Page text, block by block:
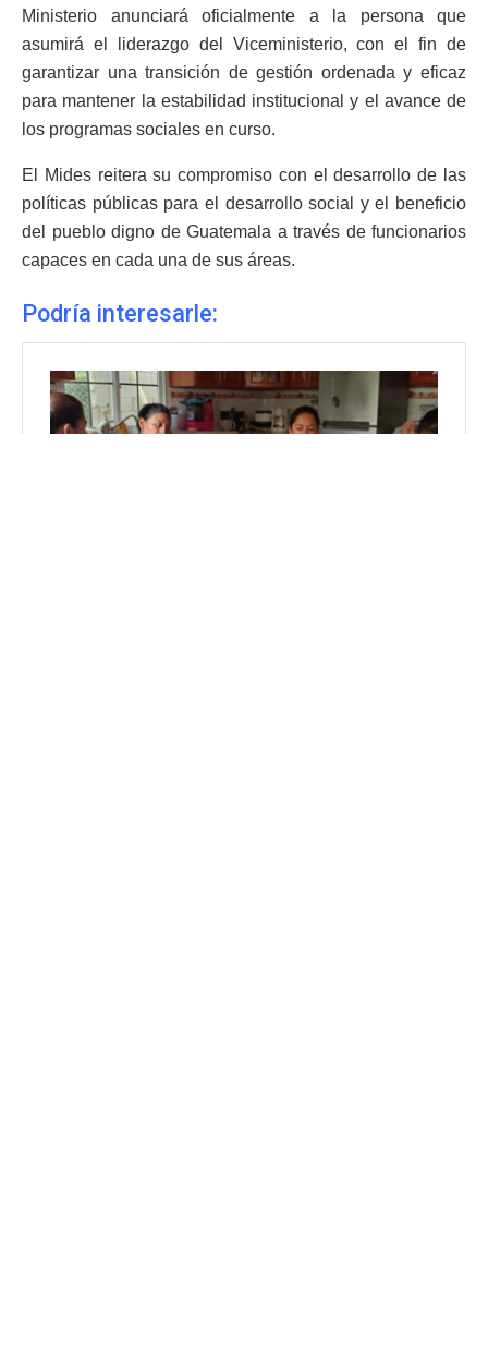
Ministerio anunciará oficialmente a la persona que
asumirá el liderazgo del Viceministerio, con el fin de
garantizar una transición de gestión ordenada y eficaz
para mantener la estabilidad institucional y el avance de
los programas sociales en curso.
El Mides reitera su compromiso con el desarrollo de las
políticas públicas para el desarrollo social y el beneficio
del pueblo digno de Guatemala a través de funcionarios
capaces en cada una de sus áreas.
Podría interesarle: